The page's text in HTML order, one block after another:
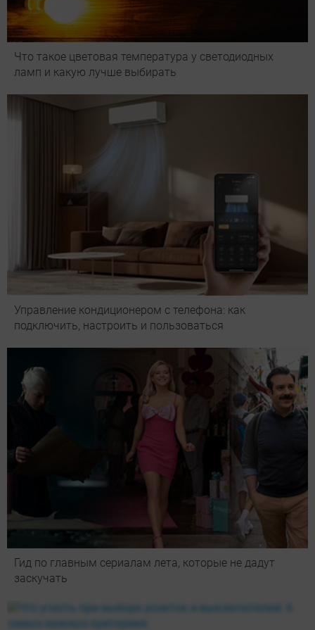
Что такое цветовая температура у светодиодных
ламп и какую лучше выбирать
Управление кондиционером с телефона: как
подключить, настроить и пользоваться
Гид по главным сериалам лета, которые не дадут
заскучать